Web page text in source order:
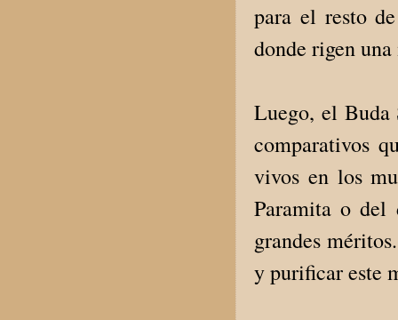
para el resto
donde rigen
Luego, el
comparativos
vivos en los
Paramita o del
grandes
y purificar este